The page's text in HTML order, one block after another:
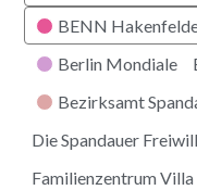
BENN
Berlin Mondiale
Bezirksamt
Die Spandauer
Familienzentrum